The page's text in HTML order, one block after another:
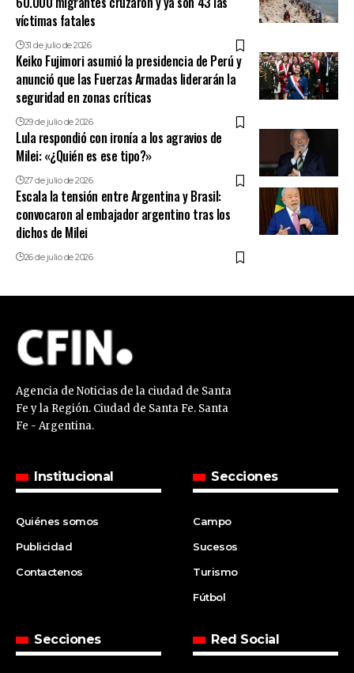
víctimas fatales
31 de julio de 2026
Keiko Fujimori asumió la presidencia de Perú y
anunció que las Fuerzas Armadas liderarán la
seguridad en zonas críticas
29 de julio de 2026
Lula respondió con ironía a los agravios de
Milei: «¿Quién es ese tipo?»
27 de julio de 2026
Escala la tensión entre Argentina y Brasil:
convocaron al embajador argentino tras los
dichos de Milei
26 de julio de 2026
Agencia de Noticias de la ciudad de Santa
Fe y la Región. Ciudad de Santa Fe. Santa
Fe - Argentina.
Institucional
Quiénes somos
Publicidad
Contactenos
Secciones
Campo
Sucesos
Turismo
Fútbol
Secciones Red Social